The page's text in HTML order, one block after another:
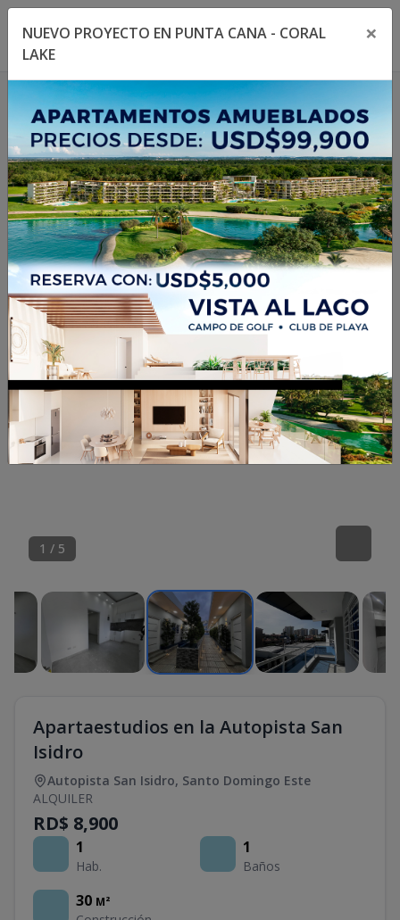
Toggle navigation menu
1 / 5
Apartaestudios en la Autopista San
Isidro
Autopista San Isidro, Santo Domingo Este
ALQUILER
RD$ 8,900
1
Hab.
1
Baños
30 M²
NUEVO PROYECTO EN PUNTA CANA - CORAL
LAKE
×